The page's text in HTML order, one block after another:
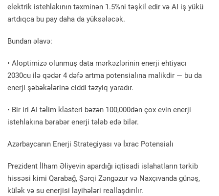
elektrik istehlakının təxminən 1.5%ni təşkil edir və AI iş yükü
artdıqca bu pay daha da yüksələcək.
Bundan əlavə:
• AIoptimizə olunmuş data mərkəzlərinin enerji ehtiyacı
2030cu ilə qədər 4 dəfə artma potensialına malikdir — bu da
enerji şəbəkələrinə ciddi təzyiq yaradır.
• Bir iri AI təlim klasteri bəzən 100,000dən çox evin enerji
istehlakına bərabər enerji tələb edə bilər.
Azərbaycanın Enerji Strategiyası və İxrac Potensialı
Prezident İlham Əliyevin apardığı iqtisadi islahatların tərkib
hissəsi kimi Qarabağ, Şərqi Zəngəzur və Naxçıvanda günəş,
külək və su enerjisi layihələri reallaşdırılır.